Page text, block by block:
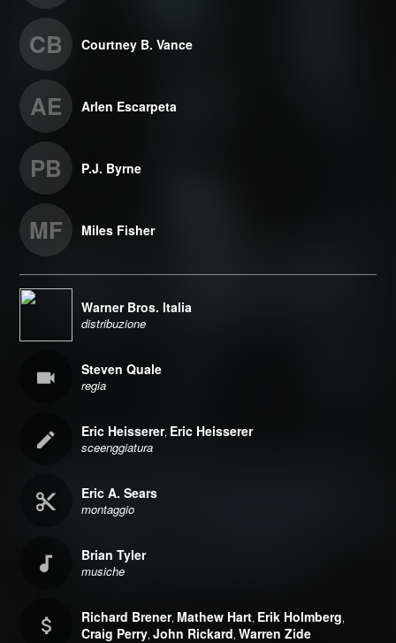
CB Courtney B. Vance
AE Arlen Escarpeta
PB P.J. Byrne
MF Miles Fisher
Warner Bros. Italia
distribuzione
Steven Quale
regia
Eric Heisserer, Eric Heisserer
sceenggiatura
Eric A. Sears
montaggio
Brian Tyler
musiche
Richard Brener, Mathew Hart, Erik Holmberg,
Craig Perry,John Rickard,Warren Zide